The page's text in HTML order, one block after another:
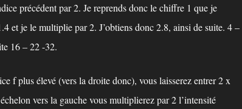
précédent par 2. Je reprends donc le chiffre 1 que je
et je le multiplie par 2. J’obtiens donc 2.8, ainsi de suite. 4 –
16 – 22 -32.
f plus élevé (vers la droite donc), vous laisserez entrer 2 x
vers la gauche vous multiplierez par 2 l’intensité